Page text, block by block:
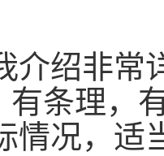
介绍非常
有条理，
情况，适